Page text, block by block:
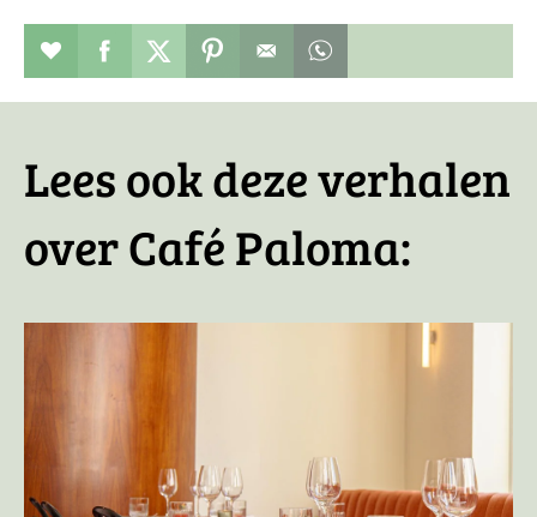
Restaurant toevoegen aan favorieten
Deel dit op facebook
Deel dit op twitter
Deel dit op pinterest
Lees ook deze verhalen
over Café Paloma: